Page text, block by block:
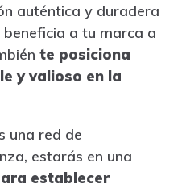
auténtica y duradera
a tu marca a
te posiciona
y valioso en la
una red de
estarás en una
establecer